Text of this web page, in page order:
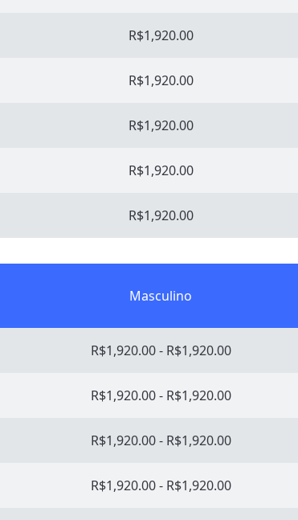
R$1,920.00
R$1,920.00
R$1,920.00
R$1,920.00
R$1,920.00
Masculino
R$1,920.00 - R$1,920.00
R$1,920.00 - R$1,920.00
R$1,920.00 - R$1,920.00
R$1,920.00 - R$1,920.00